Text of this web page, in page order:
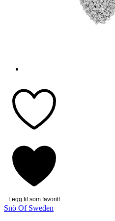
Legg til som favoritt
Snö Of Sweden